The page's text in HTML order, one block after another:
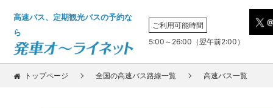
高速バス、定期観光バスの予約な
ら
ご利用可能時間
5:00～26:00（翌午前2:00）
トップページ 全国の高速バス路線一覧 高速バス一覧